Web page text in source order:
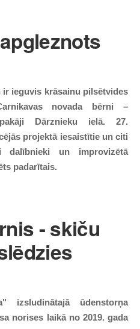
ieguvis krāsainu pilsētvides
novada bērni –
Dārznieku ielā. 27.
projektā iesaistītie un citi
dalībnieki un improvizētā
padarītais.
- skiču
izsludinātajā ūdenstorņa
norises laikā no 2019. gada